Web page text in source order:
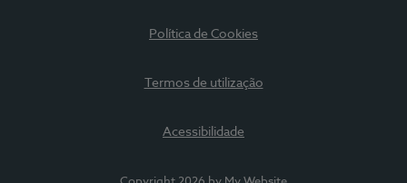
Política de Cookies
Termos de utilização
Acessibilidade